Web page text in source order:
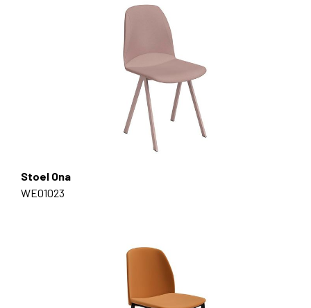
Stoel Ona
WE01023